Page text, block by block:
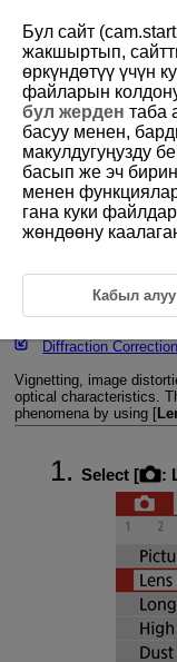
D101-076
Lens
Peripheral
Distortion Correction
Digital Lens
Chromatic
Diffraction Correction
Vignetting, image
optical characteristics.
phenomena by using [
Select [ :
Бул сайт
жакшыртып,
өркүндөтүү үчүн
файларын
бул жерден таба
басуу менен,
макулдугуңузду
басып же эч
менен
гана куки
жөндөөну
Кабыл алуу